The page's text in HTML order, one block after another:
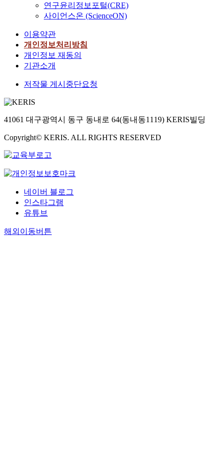
연구윤리정보포털(CRE)
사이언스온 (ScienceON)
이용약관
개인정보처리방침
개인정보 재동의
기관소개
저작물 게시중단요청
41061 대구광역시 동구 동내로 64(동내동1119) KERIS빌딩
Copyright© KERIS. ALL RIGHTS RESERVED
네이버 블로그
인스타그램
유튜브
해외이동버튼